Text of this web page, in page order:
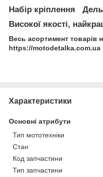
Набір кріплення
Високої якості,
Весь асортимент товарів
https://motodetalka.com.ua
Характеристики
Основні атрибути
Тип мототехніки
Стан
Код запчастини
Тип запчастини